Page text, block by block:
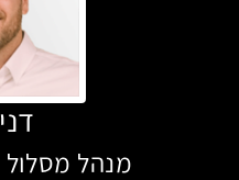
מנהל מסלול